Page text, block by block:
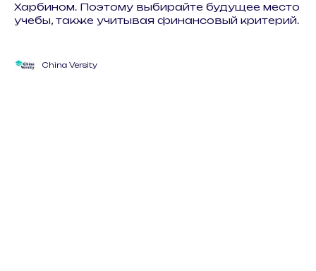
Харбином. Поэтому выбирайте будущее место
учебы, также учитывая финансовый критерий.
China Versity